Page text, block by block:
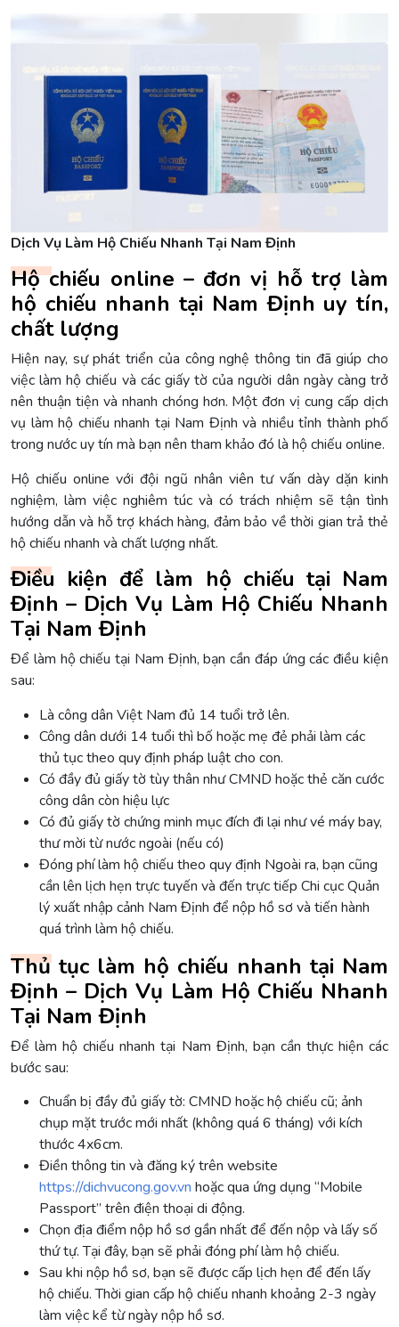
Dịch Vụ Làm Hộ Chiếu Nhanh Tại Nam Định
Hộ chiếu online – đơn vị hỗ trợ làm
hộ chiếu nhanh tại Nam Định uy tín,
chất lượng
Hiện nay, sự phát triển của công nghệ thông tin đã giúp cho
việc làm hộ chiếu và các giấy tờ của người dân ngày càng trở
nên thuận tiện và nhanh chóng hơn. Một đơn vị cung cấp dịch
vụ làm hộ chiếu nhanh tại Nam Định và nhiều tỉnh thành phố
trong nước uy tín mà bạn nên tham khảo đó là hộ chiếu online.
Hộ chiếu online với đội ngũ nhân viên tư vấn dày dặn kinh
nghiệm, làm việc nghiêm túc và có trách nhiệm sẽ tận tình
hướng dẫn và hỗ trợ khách hàng, đảm bảo về thời gian trả thẻ
hộ chiếu nhanh và chất lượng nhất.
Điều kiện để làm hộ chiếu tại Nam
Định – Dịch Vụ Làm Hộ Chiếu Nhanh
Tại Nam Định
Để làm hộ chiếu tại Nam Định, bạn cần đáp ứng các điều kiện
sau:
Là công dân Việt Nam đủ 14 tuổi trở lên.
Công dân dưới 14 tuổi thì bố hoặc mẹ đẻ phải làm các
thủ tục theo quy định pháp luật cho con.
Có đầy đủ giấy tờ tùy thân như CMND hoặc thẻ căn cước
công dân còn hiệu lực
Có đủ giấy tờ chứng minh mục đích đi lại như vé máy bay,
thư mời từ nước ngoài (nếu có)
Đóng phí làm hộ chiếu theo quy định Ngoài ra, bạn cũng
cần lên lịch hẹn trực tuyến và đến trực tiếp Chi cục Quản
lý xuất nhập cảnh Nam Định để nộp hồ sơ và tiến hành
quá trình làm hộ chiếu.
Thủ tục làm hộ chiếu nhanh tại Nam
Định – Dịch Vụ Làm Hộ Chiếu Nhanh
Tại Nam Định
Để làm hộ chiếu nhanh tại Nam Định, bạn cần thực hiện các
bước sau:
Chuẩn bị đầy đủ giấy tờ: CMND hoặc hộ chiếu cũ; ảnh
chụp mặt trước mới nhất (không quá 6 tháng) với kích
thước 4x6cm.
Điền thông tin và đăng ký trên website
https://dichvucong.gov.vn hoặc qua ứng dụng “Mobile
Passport” trên điện thoại di động.
Chọn địa điểm nộp hồ sơ gần nhất để đến nộp và lấy số
thứ tự. Tại đây, bạn sẽ phải đóng phí làm hộ chiếu.
Sau khi nộp hồ sơ, bạn sẽ được cấp lịch hẹn để đến lấy
hộ chiếu. Thời gian cấp hộ chiếu nhanh khoảng 2-3 ngày
làm việc kể từ ngày nộp hồ sơ.